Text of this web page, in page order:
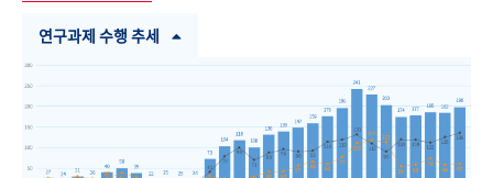
연구과제 수행 추세